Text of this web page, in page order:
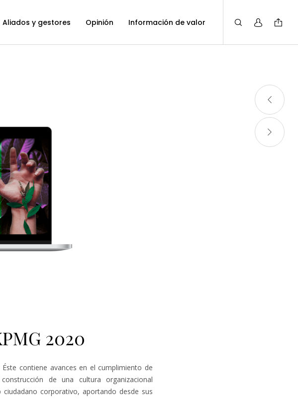
Aliados y gestores Opinión Información de valor
2020
contiene avances en el cumplimiento de
de una cultura organizacional
corporativo, aportando desde sus